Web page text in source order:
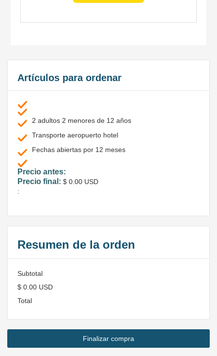
Artículos para ordenar
2 adultos 2 menores de 12 años
Transporte aeropuerto hotel
Fechas abiertas por 12 meses
$ 0.00 USD
:
Resumen de la orden
Subtotal
$ 0.00 USD
Total
Finalizar compra